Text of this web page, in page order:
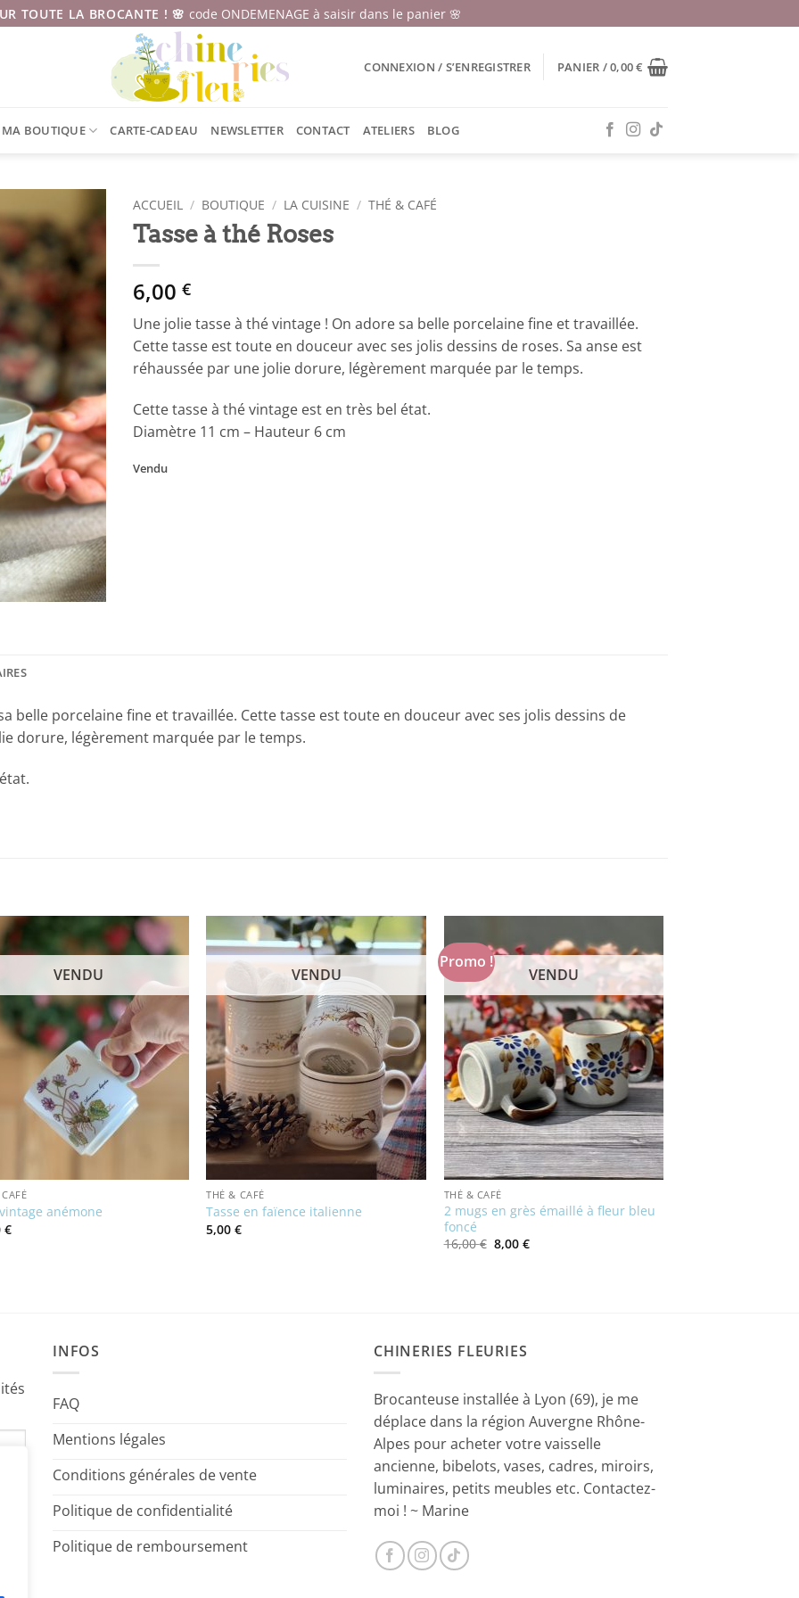
TOUTE LA BROCANTE ! 🌸 code ONDEMENAGE à saisir dans le panier 🌸
CONNEXION / S’ENREGISTRER PANIER /0,00€
MA BOUTIQUE CARTE-CADEAU NEWSLETTER CONTACT ATELIERS BLOG
ACCUEIL / BOUTIQUE / LA CUISINE / THÉ & CAFÉ
Tasse à thé Roses
6,00 €
Une jolie tasse à thé vintage ! On adore sa belle porcelaine fine et travaillée.
Cette tasse est toute en douceur avec ses jolis dessins de roses. Sa anse est
réhaussée par une jolie dorure, légèrement marquée par le temps.
Cette tasse à thé vintage est en très bel état.
Diamètre 11 cm – Hauteur 6 cm
Vendu
belle porcelaine fine et travaillée. Cette tasse est toute en douceur avec ses jolis dessins de
dorure, légèrement marquée par le temps.
VENDU
anémone
€
VENDU
THÉ & CAFÉ
Tasse en faïence italienne
5,00€
Promo !
VENDU
THÉ & CAFÉ
2 mugs en grès émaillé à fleur bleu
foncé
16,00€ Le
prix
8,00 €Le
INFOS
FAQ
Mentions légales
Conditions générales de vente
Politique de confidentialité
Politique de remboursement
CHINERIES FLEURIES
Brocanteuse installée à Lyon (69), je me
déplace dans la région Auvergne Rhône-
Alpes pour acheter votre vaisselle
ancienne, bibelots, vases, cadres, miroirs,
luminaires, petits meubles etc. Contactez-
moi ! ~ Marine